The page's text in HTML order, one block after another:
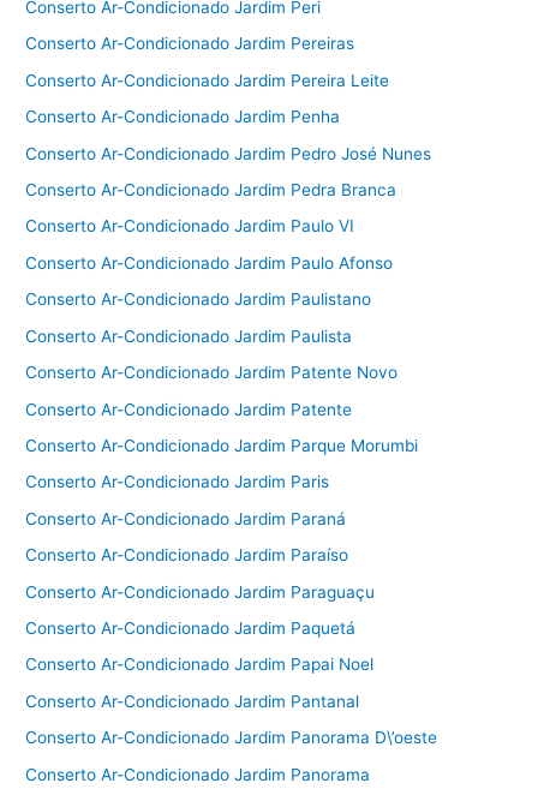
Conserto Ar-Condicionado Jardim Peri
Conserto Ar-Condicionado Jardim Pereiras
Conserto Ar-Condicionado Jardim Pereira Leite
Conserto Ar-Condicionado Jardim Penha
Conserto Ar-Condicionado Jardim Pedro José Nunes
Conserto Ar-Condicionado Jardim Pedra Branca
Conserto Ar-Condicionado Jardim Paulo VI
Conserto Ar-Condicionado Jardim Paulo Afonso
Conserto Ar-Condicionado Jardim Paulistano
Conserto Ar-Condicionado Jardim Paulista
Conserto Ar-Condicionado Jardim Patente Novo
Conserto Ar-Condicionado Jardim Patente
Conserto Ar-Condicionado Jardim Parque Morumbi
Conserto Ar-Condicionado Jardim Paris
Conserto Ar-Condicionado Jardim Paraná
Conserto Ar-Condicionado Jardim Paraíso
Conserto Ar-Condicionado Jardim Paraguaçu
Conserto Ar-Condicionado Jardim Paquetá
Conserto Ar-Condicionado Jardim Papai Noel
Conserto Ar-Condicionado Jardim Pantanal
Conserto Ar-Condicionado Jardim Panorama D\’oeste
Conserto Ar-Condicionado Jardim Panorama